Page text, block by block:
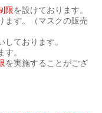
限を設けております。
ます。（マスクの販売
しております。
。
を実施することがござ